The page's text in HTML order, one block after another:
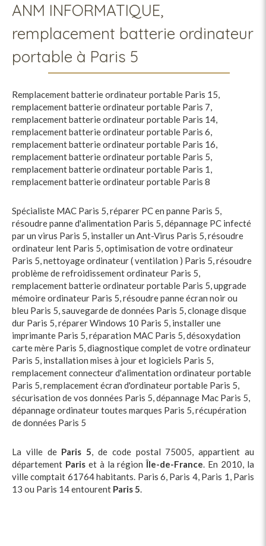
ANM INFORMATIQUE,
remplacement batterie ordinateur
portable à Paris 5
Remplacement batterie ordinateur portable Paris 15,
remplacement batterie ordinateur portable Paris 7,
remplacement batterie ordinateur portable Paris 14,
remplacement batterie ordinateur portable Paris 6,
remplacement batterie ordinateur portable Paris 16,
remplacement batterie ordinateur portable Paris 5,
remplacement batterie ordinateur portable Paris 1,
remplacement batterie ordinateur portable Paris 8
Spécialiste MAC Paris 5,réparer PC en panne Paris 5,
résoudre panne d'alimentation Paris 5,dépannage PC infecté
par un virus Paris 5, installer un Ant-Virus Paris 5,résoudre
ordinateur lent Paris 5,optimisation de votre ordinateur
Paris 5,nettoyage ordinateur ( ventilation ) Paris 5,résoudre
problème de refroidissement ordinateur Paris 5,
remplacement batterie ordinateur portable Paris 5,upgrade
mémoire ordinateur Paris 5,résoudre panne écran noir ou
bleu Paris 5,sauvegarde de données Paris 5,clonage disque
dur Paris 5,réparer Windows 10 Paris 5, installer une
imprimante Paris 5,réparation MAC Paris 5,désoxydation
carte mère Paris 5,diagnostique complet de votre ordinateur
Paris 5, installation mises à jour et logiciels Paris 5,
remplacement connecteur d'alimentation ordinateur portable
Paris 5,remplacement écran d'ordinateur portable Paris 5,
sécurisation de vos données Paris 5,dépannage Mac Paris 5,
dépannage ordinateur toutes marques Paris 5,récupération
de données Paris 5
La ville de Paris 5, de code postal 75005, appartient au
département Pariset à la régionÎle-de-France. En 2010, la
ville comptait 61764 habitants. Paris 6, Paris 4, Paris 1, Paris
13 ou Paris 14 entourent Paris 5.